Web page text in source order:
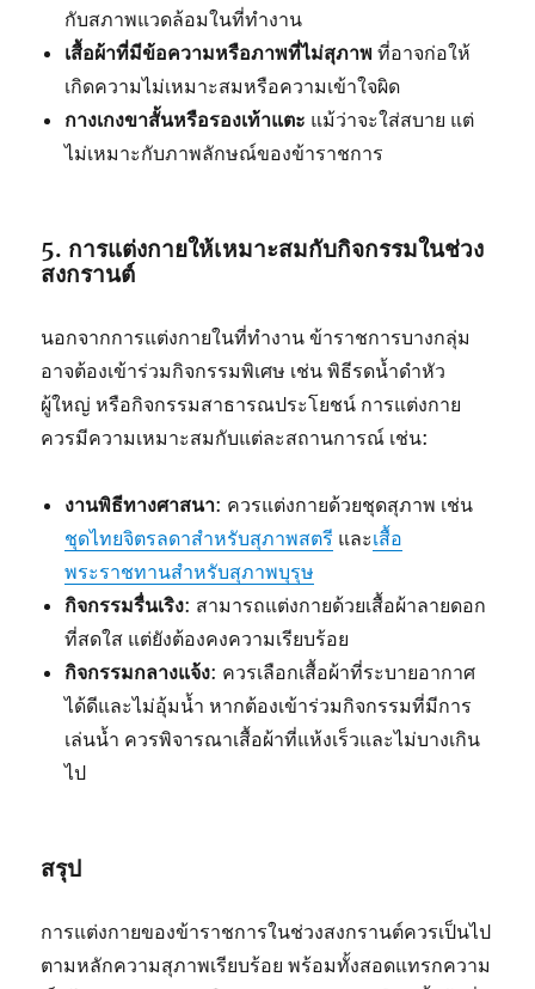
กับสภาพแวดล้อมในที่ทำงาน
เสื้อผ้าที่มีข้อความหรือภาพที่ไม่สุภาพ ที่อาจก่อให้
เกิดความไม่เหมาะสมหรือความเข้าใจผิด
กางเกงขาสั้นหรือรองเท้าแตะ แม้ว่าจะใส่สบาย แต่
ไม่เหมาะกับภาพลักษณ์ของข้าราชการ
5. การแต่งกายให้เหมาะสมกับกิจกรรมในช่วง
สงกรานต์
นอกจากการแต่งกายในที่ทำงาน ข้าราชการบางกลุ่ม
อาจต้องเข้าร่วมกิจกรรมพิเศษ เช่น พิธีรดน้ำดำหัว
ผู้ใหญ่ หรือกิจกรรมสาธารณประโยชน์ การแต่งกาย
ควรมีความเหมาะสมกับแต่ละสถานการณ์ เช่น:
งานพิธีทางศาสนา: ควรแต่งกายด้วยชุดสุภาพ เช่น
ชุดไทยจิตรลดาสำหรับสุภาพสตรี และเสื้อ
พระราชทานสำหรับสุภาพบุรุษ
กิจกรรมรื่นเริง: สามารถแต่งกายด้วยเสื้อผ้าลายดอก
ที่สดใส แต่ยังต้องคงความเรียบร้อย
กิจกรรมกลางแจ้ง: ควรเลือกเสื้อผ้าที่ระบายอากาศ
ได้ดีและไม่อุ้มน้ำ หากต้องเข้าร่วมกิจกรรมที่มีการ
เล่นน้ำ ควรพิจารณาเสื้อผ้าที่แห้งเร็วและไม่บางเกิน
ไป
สรุป
การแต่งกายของข้าราชการในช่วงสงกรานต์ควรเป็นไป
ตามหลักความสุภาพเรียบร้อย พร้อมทั้งสอดแทรกความ